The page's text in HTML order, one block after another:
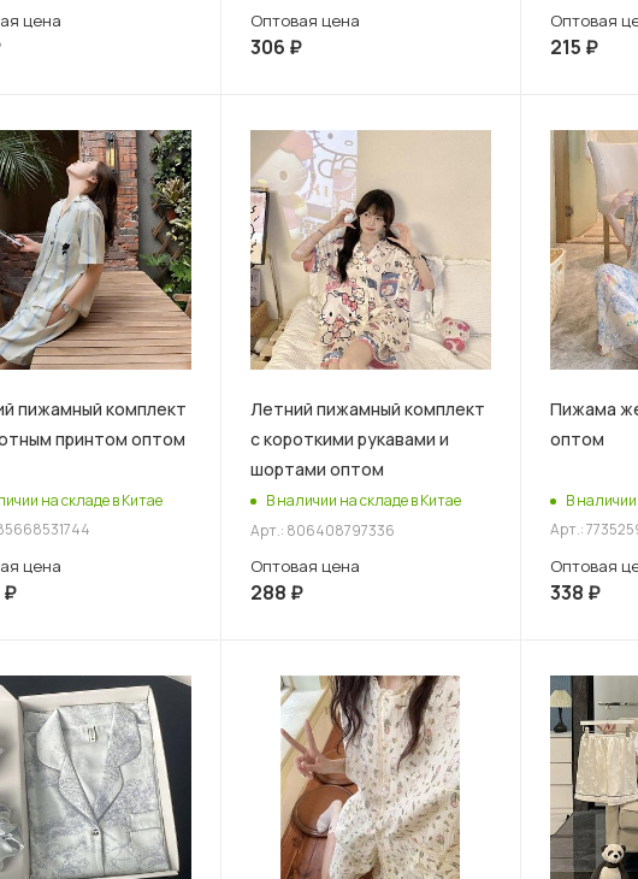
цена Оптовая цена
306 ₽
Оптовая
215 ₽
пижамный комплект
принтом оптом
на складе в Китае
цена
₽
Летний пижамный комплект
с короткими рукавами и
шортами оптом
В наличии на складе в Китае
Арт.: 806408797336
Оптовая цена
288 ₽
Пижама
оптом
В
Арт.:
Оптовая
338 ₽